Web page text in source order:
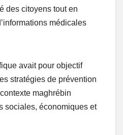
des citoyens tout en
médicales
avait pour objectif
stratégies de prévention
maghrébin
sociales, économiques et